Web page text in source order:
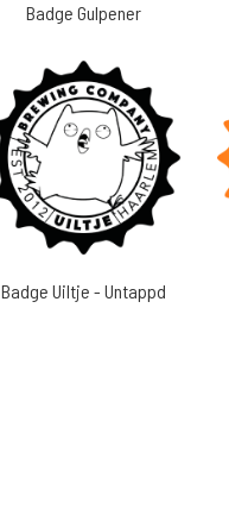
Badge Gulpener
Badge Uiltje - Untappd